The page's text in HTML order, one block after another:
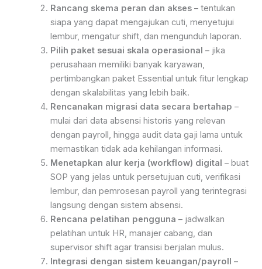
Rancang skema peran dan akses – tentukan
siapa yang dapat mengajukan cuti, menyetujui
lembur, mengatur shift, dan mengunduh laporan.
Pilih paket sesuai skala operasional – jika
perusahaan memiliki banyak karyawan,
pertimbangkan paket Essential untuk fitur lengkap
dengan skalabilitas yang lebih baik.
Rencanakan migrasi data secara bertahap –
mulai dari data absensi historis yang relevan
dengan payroll, hingga audit data gaji lama untuk
memastikan tidak ada kehilangan informasi.
Menetapkan alur kerja (workflow) digital – buat
SOP yang jelas untuk persetujuan cuti, verifikasi
lembur, dan pemrosesan payroll yang terintegrasi
langsung dengan sistem absensi.
Rencana pelatihan pengguna – jadwalkan
pelatihan untuk HR, manajer cabang, dan
supervisor shift agar transisi berjalan mulus.
Integrasi dengan sistem keuangan/payroll –